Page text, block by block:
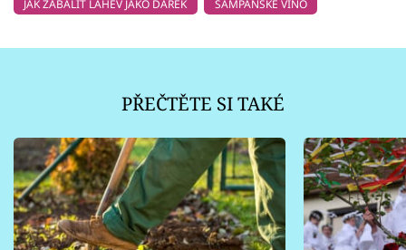
JAK ZABALIT LAHEV JAKO DÁREK
ŠAMPAŇSKÉ VÍNO
PŘEČTĚTE SI TAKÉ